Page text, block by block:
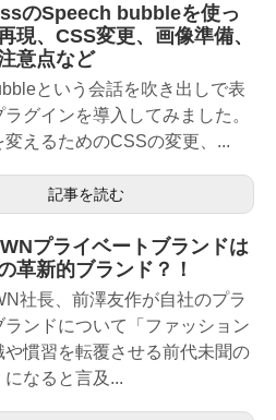
のSpeech bubbleを使っ
現、CSS変更、画像準備、
意点など
という会話を吹き出しで表
グインを導入してみました。
変えるためのCSSの変更、...
記事を読む
プライベートブランドは
革新的ブランド？！
社長、前澤友作が自社のプラ
ランドについて「ファッション
や慣習を転覆させる前代未聞の
になると言及...